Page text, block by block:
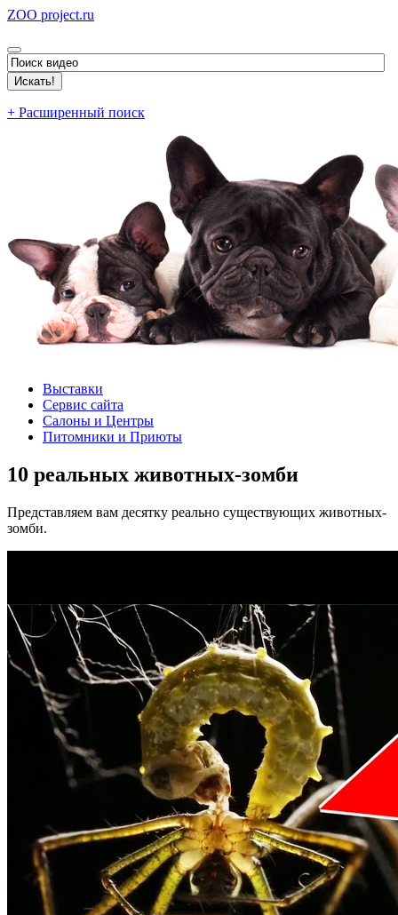
ZOO project.ru
+ Расширенный поиск
Выставки
Сервис сайта
Салоны и Центры
Питомники и Приюты
10 реальных животных-зомби
Представляем вам десятку реально существующих животных-
зомби.